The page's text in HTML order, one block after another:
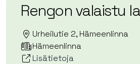
Rengon valaistu
Urheilutie 2, Hämeenlinna
Hämeenlinna
Lisätietoja